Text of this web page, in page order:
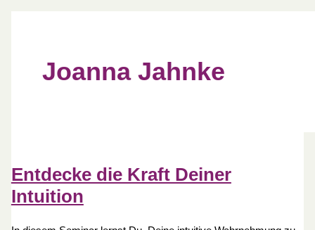
Joanna Jahnke
Entdecke die Kraft Deiner
Intuition